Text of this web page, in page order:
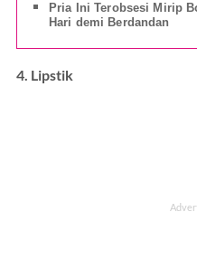
Pria Ini Terobsesi Mirip
Hari demi Berdandan
4. Lipstik